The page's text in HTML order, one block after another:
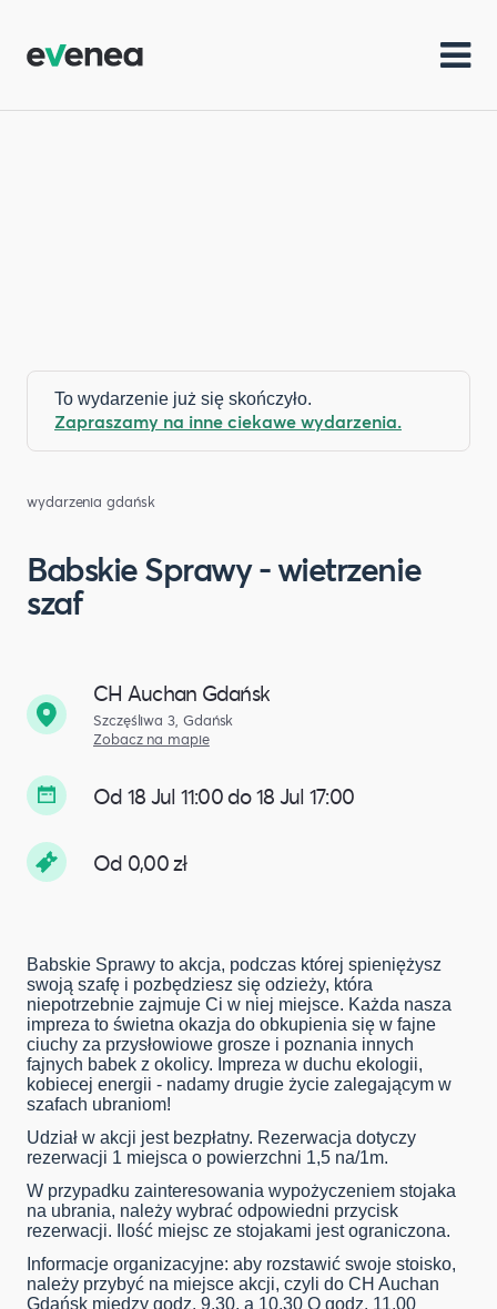
To wydarzenie już się skończyło.
Zapraszamy na inne ciekawe wydarzenia.
wydarzenia gdańsk
Babskie Sprawy - wietrzenie
szaf
CH Auchan Gdańsk
Szczęśliwa 3, Gdańsk
Zobacz na mapie
Od 18 Jul 11:00 do 18 Jul 17:00
Od 0,00 zł
Babskie Sprawy to akcja, podczas której spieniężysz
swoją szafę i pozbędziesz się odzieży, która
niepotrzebnie zajmuje Ci w niej miejsce. Każda nasza
impreza to świetna okazja do obkupienia się w fajne
ciuchy za przysłowiowe grosze i poznania innych
fajnych babek z okolicy. Impreza w duchu ekologii,
kobiecej energii - nadamy drugie życie zalegającym w
szafach ubraniom!
Udział w akcji jest bezpłatny. Rezerwacja dotyczy
rezerwacji 1 miejsca o powierzchni 1,5 na/1m.
W przypadku zainteresowania wypożyczeniem stojaka
na ubrania, należy wybrać odpowiedni przycisk
rezerwacji. Ilość miejsc ze stojakami jest ograniczona.
Informacje organizacyjne: aby rozstawić swoje stoisko,
należy przybyć na miejsce akcji, czyli do CH Auchan
Gdańsk między godz. 9.30, a 10.30 O godz. 11.00